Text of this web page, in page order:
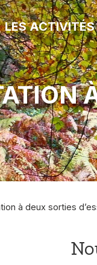
LES ACTIVITÉS
à deux sorties